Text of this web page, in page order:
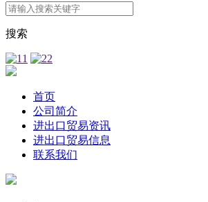
搜索
首页
公司简介
进出口贸易资讯
进出口贸易信息
联系我们